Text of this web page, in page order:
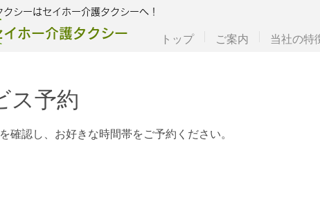
シーはセイホー介護タクシーへ！
イホー介護タクシー
ス予約
確認し、お好きな時間帯をご予約ください。
トップ ご案内 当社の特